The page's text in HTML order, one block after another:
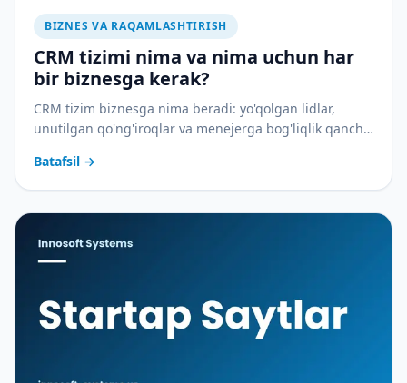
BIZNES VA RAQAMLASHTIRISH
CRM tizimi nima va nima uchun har
bir biznesga kerak?
CRM tizim biznesga nima beradi: yo'qolgan lidlar,
unutilgan qo'ng'iroqlar va menejerga bog'liqlik qancha
Batafsil →